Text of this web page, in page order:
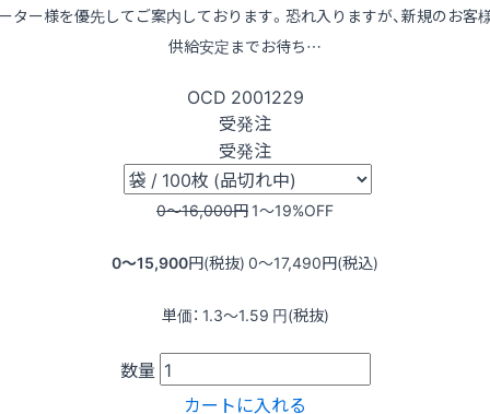
ター様を優先してご案内しております。恐れ入りますが、新規のお客
供給安定までお待ち…
OCD 2001229
受発注
受発注
0〜16,000円 1〜19%OFF
0〜15,900円(税抜) 0〜17,490円(税込)
単価： 1.3〜1.59 円(税抜)
数量
カートに入れる